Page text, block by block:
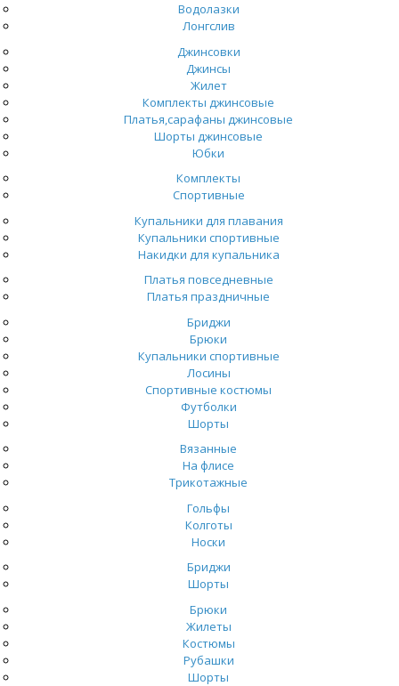
Водолазки
Лонгслив
Джинсовки
Джинсы
Жилет
Комплекты джинсовые
Платья,сарафаны джинсовые
Шорты джинсовые
Юбки
Комплекты
Спортивные
Купальники для плавания
Купальники спортивные
Накидки для купальника
Платья повседневные
Платья праздничные
Бриджи
Брюки
Купальники спортивные
Лосины
Спортивные костюмы
Футболки
Шорты
Вязанные
На флисе
Трикотажные
Гольфы
Колготы
Носки
Бриджи
Шорты
Брюки
Жилеты
Костюмы
Рубашки
Шорты